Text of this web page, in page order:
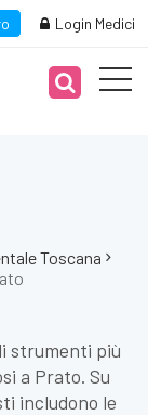
Login Medici
Toscana
strumenti più
a Prato. Su
includono le